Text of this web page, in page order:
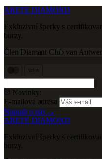
ARETE DIAMOND
Exkluzivní šperky s
burzy.
Člen Diamant Club van
Novinky:
E-mailová adresa
Napsali o nás →
ARETE DIAMOND
Exkluzivní šperky s
burzy.